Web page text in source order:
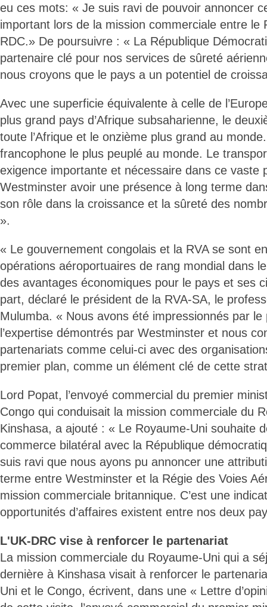
eu ces mots: « Je suis ravi de pouvoir annoncer
important lors de la mission commerciale entre le
RDC.» De poursuivre : « La République
partenaire clé pour nos services de sûreté
nous croyons que le pays a un potentiel de
Avec une superficie équivalente à celle de
plus grand pays d’Afrique subsaharienne, le
toute l’Afrique et le onzième plus grand au
francophone le plus peuplé au monde. Le
exigence importante et nécessaire dans ce vaste
Westminster avoir une présence à long terme
son rôle dans la croissance et la sûreté des
».
« Le gouvernement congolais et la RVA se sont
opérations aéroportuaires de rang mondial dans
des avantages économiques pour le pays et ses
part, déclaré le président de la RVA-SA, le
Mulumba. « Nous avons été impressionnés par
l’expertise démontrés par Westminster et nous
partenariats comme celui-ci avec des
premier plan, comme un élément clé de cette
Lord Popat, l’envoyé commercial du premier
Congo qui conduisait la mission commerciale du
Kinshasa, a ajouté : « Le Royaume-Uni souhaite
commerce bilatéral avec la République
suis ravi que nous ayons pu annoncer une
terme entre Westminster et la Régie des Voies
mission commerciale britannique. C’est une
opportunités d’affaires existent entre nos deux
L'UK-DRC vise à renforcer le partenariat
La mission commerciale du Royaume-Uni qui a
dernière à Kinshasa visait à renforcer le
Uni et le Congo, écrivent, dans une « Lettre